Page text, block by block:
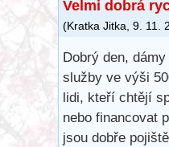
Velmi dobrá
(Kratka Jitka, 9. 11.
Dobrý den,
služby ve výši
lidi, kteří chtějí
nebo financovat
jsou dobře